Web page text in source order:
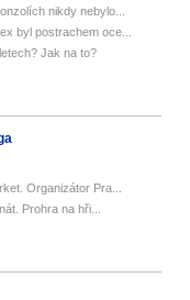
nikdy nebylo...
byl postrachem oce...
Jak na to?
Organizátor Pra...
Prohra na hři...